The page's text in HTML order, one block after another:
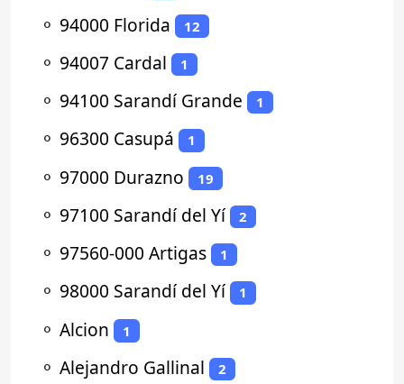
⚬ 94000 Florida 12
⚬ 94007 Cardal 1
⚬ 94100 Sarandí Grande 1
⚬ 96300 Casupá 1
⚬ 97000 Durazno 19
⚬ 97100 Sarandí del Yí 2
⚬ 97560-000 Artigas 1
⚬ 98000 Sarandí del Yí 1
⚬ Alcion 1
⚬ Alejandro Gallinal 2